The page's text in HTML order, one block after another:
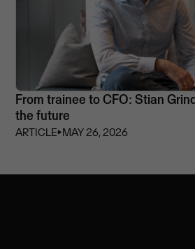
From trainee to CFO: Stian
the future
ARTICLE⏵MAY 26, 2026